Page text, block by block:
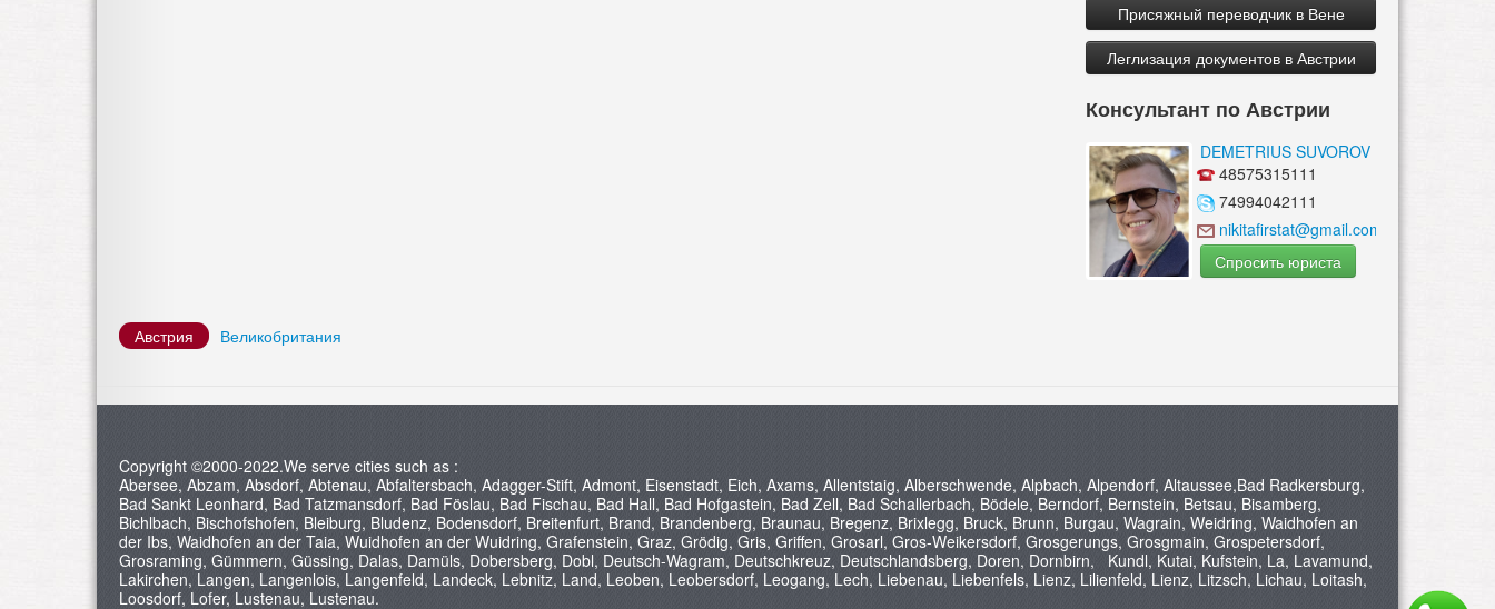
Присяжный переводчик в Вене
Леглизация документов в Австрии
Консультант по Австрии
DEMETRIUS SUVOROV
48575315111
74994042111
nikitafirstat@gmail.com
Спросить юриста
Австрия Великобритания
Copyright ©2000-2022.We serve cities such as :
Abersee, Abzam, Absdorf, Abtenau, Abfaltersbach, Adagger-Stift, Admont, Eisenstadt, Eich, Axams, Allentstaig, Alberschwende, Alpbach, Alpendorf, Altaussee,Bad Radkersburg,
Bad Sankt Leonhard, Bad Tatzmansdorf, Bad Föslau, Bad Fischau, Bad Hall, Bad Hofgastein, Bad Zell, Bad Schallerbach, Bödele, Berndorf, Bernstein, Betsau, Bisamberg,
Bichlbach, Bischofshofen, Bleiburg, Bludenz, Bodensdorf, Breitenfurt, Brand, Brandenberg, Braunau, Bregenz, Brixlegg, Bruck, Brunn, Burgau, Wagrain, Weidring, Waidhofen an
der Ibs, Waidhofen an der Taia, Wuidhofen an der Wuidring, Grafenstein, Graz, Grödig, Gris, Griffen, Grosarl, Gros-Weikersdorf, Grosgerungs, Grosgmain, Grospetersdorf,
Grosraming, Gümmern, Güssing, Dalas, Damüls, Dobersberg, Dobl, Deutsch-Wagram, Deutschkreuz, Deutschlandsberg, Doren, Dornbirn, Kundl, Kutai, Kufstein, La, Lavamund,
Lakirchen, Langen, Langenlois, Langenfeld, Landeck, Lebnitz, Land, Leoben, Leobersdorf, Leogang, Lech, Liebenau, Liebenfels, Lienz, Lilienfeld, Lienz, Litzsch, Lichau, Loitash,
Loosdorf, Lofer, Lustenau, Lustenau.